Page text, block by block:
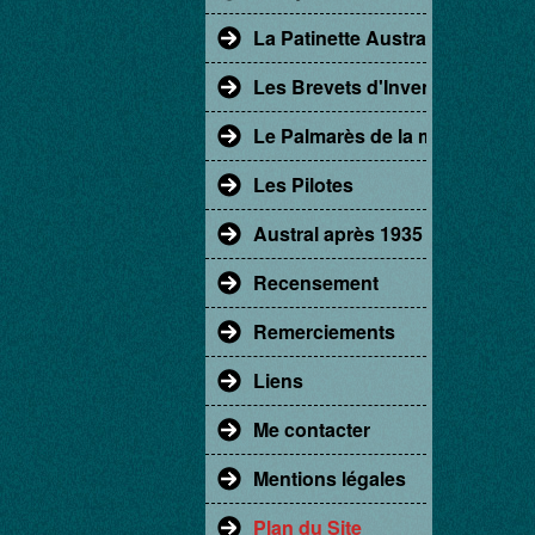
La Patinette Austral
Les Brevets d'Invention
Le Palmarès de la marque
Les Pilotes
Austral après 1935
Recensement
Remerciements
Liens
Me contacter
Mentions légales
Plan du Site